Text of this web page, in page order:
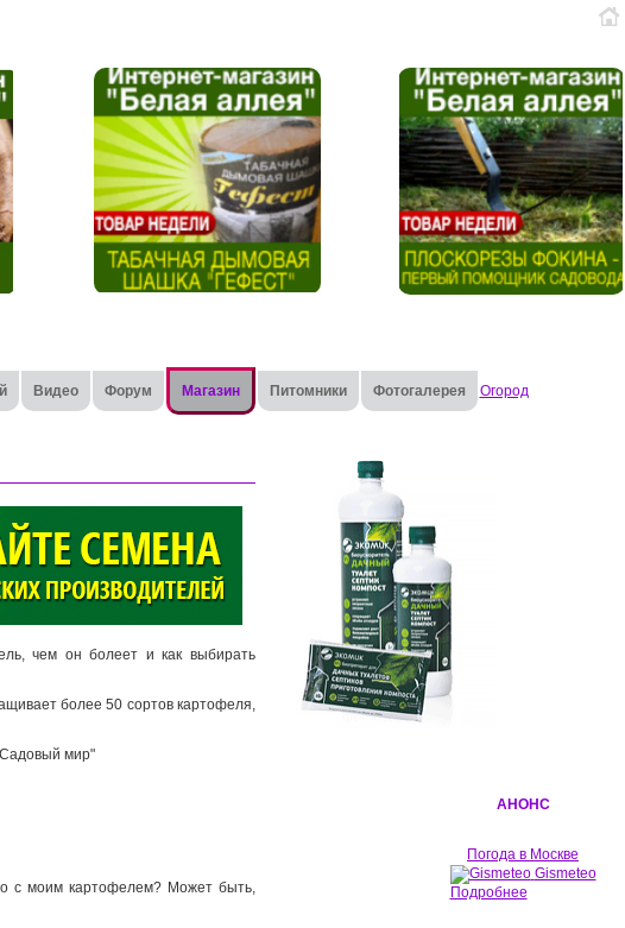
Видео Форум Магазин Питомники Фотогалерея Огород
чем он болеет и как выбирать
более 50 сортов кар­тофеля,
мир"
с моим картофелем? Может быть,
АНОНС
Погода в Москве
Gismeteo
Подробнее